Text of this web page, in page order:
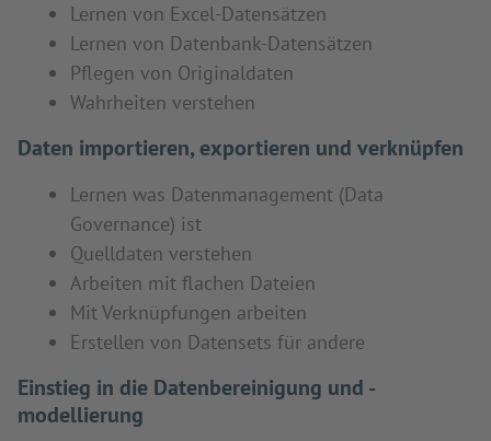
Lernen von Excel-Datensätzen
Lernen von Datenbank-Datensätzen
Pflegen von Originaldaten
Wahrheiten verstehen
Daten importieren, exportieren und verknüpfen
Lernen was Datenmanagement (Data
Governance) ist
Quelldaten verstehen
Arbeiten mit flachen Dateien
Mit Verknüpfungen arbeiten
Erstellen von Datensets für andere
Einstieg in die Datenbereinigung und -
modellierung